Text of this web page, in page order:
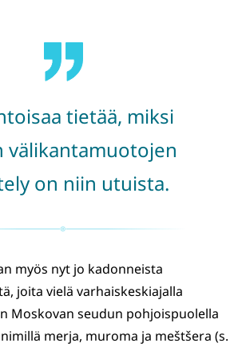
tietää, miksi
välikantamuotojen
on niin utuista.
myös nyt jo kadonneista
joita vielä varhaiskeskiajalla
Moskovan seudun pohjoispuolella
merja, muroma ja meštšera (s.